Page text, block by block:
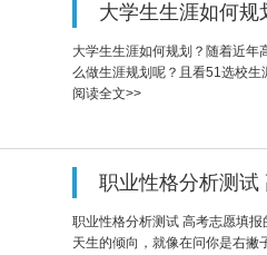
大学生生涯如何规
大学生生涯如何规划？随着近年
么做生涯规划呢？且看51选校生
阅读全文>>
职业性格分析测试
职业性格分析测试 高考志愿填
天生的倾向，就像在问你是右撇